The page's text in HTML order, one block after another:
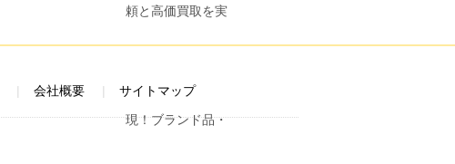
会社概要 サイトマップ